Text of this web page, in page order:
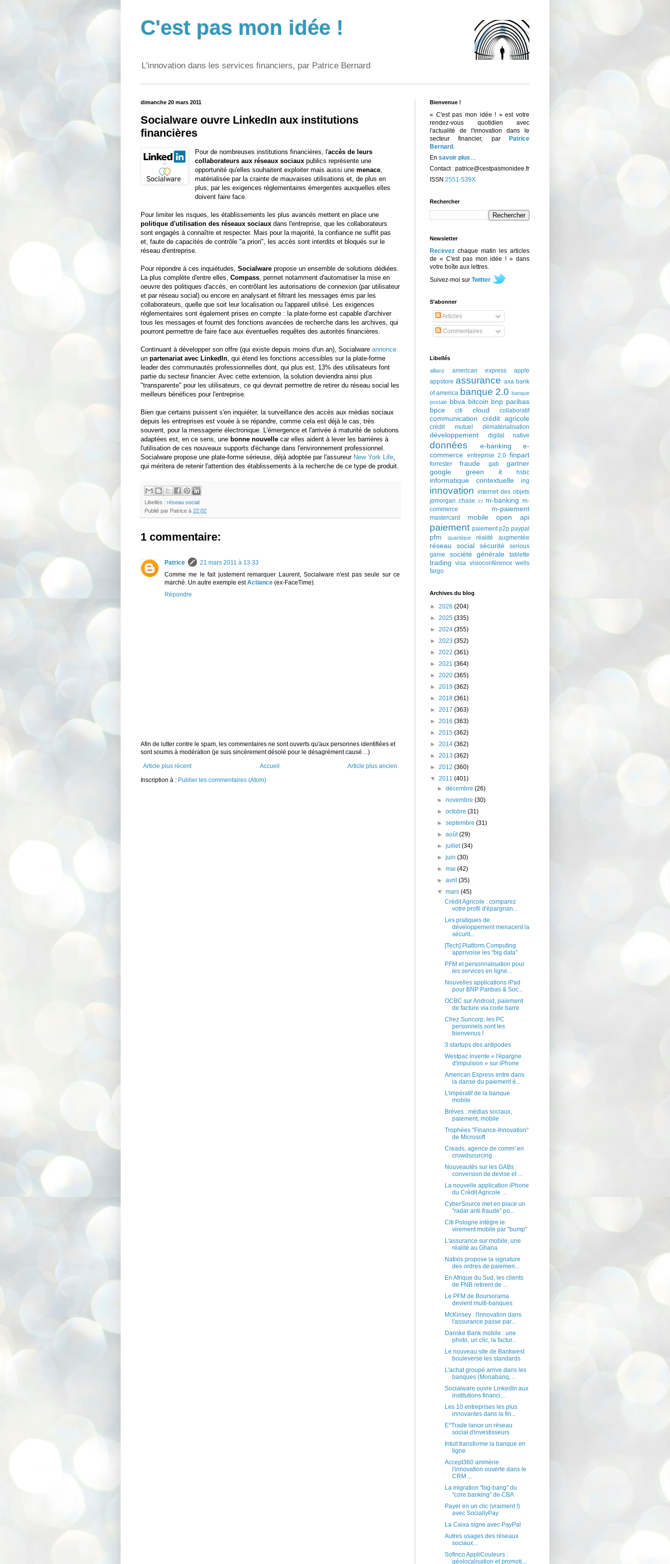
C'est pas mon idée !
L'innovation dans les services financiers, par Patrice Bernard
dimanche 20 mars 2011
Socialware ouvre LinkedIn aux institutions
financières
Pour de nombreuses institutions financières, l'accès de leurs
collaborateurs aux réseaux sociaux publics représente une
opportunité qu'elles souhaitent exploiter mais aussi unemenace,
matérialisée par la crainte de mauvaises utilisations et, de plus en
plus, par les exigences réglementaires émergentes auxquelles elles
doivent faire face.
Pour limiter les risques, les établissements les plus avancés mettent en place une
politique d'utilisation des réseaux sociaux dans l'entreprise, que les collaborateurs
sont engagés à connaître et respecter. Mais pour la majorité, la confiance ne suffit pas
et, faute de capacités de contrôle "a priori", les accès sont interdits et bloqués sur le
réseau d'entreprise.
Pour répondre à ces inquiétudes, Socialware propose un ensemble de solutions dédiées.
La plus complète d'entre elles, Compass, permet notamment d'automatiser la mise en
oeuvre des politiques d'accès, en contrôlant les autorisations de connexion (par utilisateur
et par réseau social) ou encore en analysant et filtrant les messages émis par les
collaborateurs, quelle que soit leur localisation ou l'appareil utilisé. Les exigences
réglementaires sont également prises en compte : la plate-forme est capable d'archiver
tous les messages et fournit des fonctions avancées de recherche dans les archives, qui
pourront permettre de faire face aux éventuelles requêtes des autorités financières.
Continuant à développer son offre (qui existe depuis moins d'un an), Socialware annonce
un partenariat avec LinkedIn, qui étend les fonctions accessibles sur la plate-forme
leader des communautés professionnelles dont, qui plus est, 13% des utilisateurs font
partie du secteur financier. Avec cette extension, la solution deviendra ainsi plus
"transparente" pour les utilisateurs, ce qui devrait permettre de retirer du réseau social les
meilleurs bénéfices pour l'entreprise.
Bien que certains puissent s'en inquiéter, la surveillance des accès aux médias sociaux
depuis les entreprises est vouée à se répandre, comme cela est déjà le cas, très
souvent, pour la messagerie électronique. L'émergence et l'arrivée à maturité de solutions
adaptées est, en ce sens, une bonne nouvelle car elles aident à lever les barrières à
l'utilisation de ces nouveaux supports d'échange dans l'environnement professionnel.
Socialware propose une plate-forme sérieuse, déjà adoptée par l'assureur New York Life,
qui méritera de retenir l'attention des établissements à la recherche de ce type de produit.
Libellés : réseau social
Publié par Patrice à 22:02
1 commentaire:
Patrice
21 mars 2011 à 13:33
Comme me le fait justement remarquer Laurent, Socialware n'est pas seule sur ce
marché. Un autre exemple estActiance (ex-FaceTime).
Répondre
Afin de lutter contre le spam, les commentaires ne sont ouverts qu'aux personnes identifiées et
sont soumis à modération (je suis sincèrement désolé pour le désagrément causé…)
Article plus récent
Article plus ancien
Accueil
Inscription à : Publier les commentaires (Atom)
Bienvenue !
« C'est pas mon idée ! » est votre
rendez-vous quotidien avec
l'actualité de l'innovation dans le
secteur financier, par
Patrice
Bernard .
En savoir plus…
Contact : patrice@cestpasmonidee.fr
ISSN 2551-539X
Rechercher
Newsletter
Recevez chaque matin les articles
de « C'est pas mon idée ! » dans
votre boîte aux lettres.
Suivez-moi sur Twitter
S’abonner
Articles
Commentaires
Libellés
allianz american express
apple
appstore assurance axa bank
of america banque 2.0 banque
postale bbva bitcoin bnp paribas
bpce
citi cloud collaboratif
communication crédit agricole
crédit mutuel dématérialisation
développement digital native
données e-banking
e-
commerce entreprise 2.0 finpart
forrester fraude gab
gartner
google
green it hsbc
informatique contextuelle ing
innovation internet des objets
jpmorgan chase
lcl m-banking m-
commerce
m-paiement
mastercard mobile open api
paiement paiement p2p paypal
pfm quantique réalité augmentée
réseau social sécurité
serious
game
société générale tablette
trading visa visioconférence wells
fargo
Archives du blog
► 2026 (204)
► 2025 (335)
► 2024 (355)
► 2023 (352)
► 2022 (361)
► 2021 (364)
► 2020 (365)
► 2019 (362)
► 2018 (361)
► 2017 (363)
► 2016 (363)
► 2015 (362)
► 2014 (362)
► 2013 (362)
► 2012 (360)
▼ 2011 (401)
►décembre(26)
►novembre(30)
►octobre(31)
►septembre(31)
►août(29)
►juillet(34)
►juin(30)
►mai(42)
►avril(35)
▼mars(45)
Crédit Agricole : comparez
votre profil d'épargnan...
Les pratiques de
développement menacent la
sécurit...
[Tech] Platform Computing
apprivoise les "big data"
PFM et personnalisation pour
les services en ligne...
Nouvelles applications iPad
pour BNP Paribas & Soc...
OCBC sur Android, paiement
de facture via code barre
Chez Suncorp, les PC
personnels sont les
bienvenus !
3 startups des antipodes
Westpac invente « l'épargne
d'impulsion » sur iPhone
American Express entre dans
la danse du paiement é...
L'impératif de la banque
mobile
Brèves : médias sociaux,
paiement, mobile
Trophées "Finance-Innovation"
de Microsoft
Creads, agence de comm' en
crowdsourcing
Nouveautés sur les GABs :
conversion de devise et ...
La nouvelle application iPhone
du Crédit Agricole ...
CyberSource met en place un
"radar anti-fraude" po...
Citi Pologne intègre le
virement mobile par "bump"
L'assurance sur mobile, une
réalité au Ghana
Natixis propose la signature
des ordres de paiemen...
En Afrique du Sud, les clients
de FNB retirent de ...
Le PFM de Boursorama
devient multi-banques
McKinsey : l'innovation dans
l'assurance passe par...
Danske Bank mobile : une
photo, un clic, la factur...
Le nouveau site de Bankwest
bouleverse les standards
L'achat groupé arrive dans les
banques (Monabanq, ...
Socialware ouvre LinkedIn aux
institutions financi...
Les 10 entreprises les plus
innovantes dans la fin...
E*Trade lance un réseau
social d'investisseurs
Intuit transforme la banque en
ligne
Accept360 ammène
l'innovation ouverte dans le
CRM ...
La migration "big-bang" du
"core banking" de CBA
Payer en un clic (vraiment !)
avec SociallyPay
La Caixa signe avec PayPal
Autres usages des réseaux
sociaux...
Sofinco AppliCouleurs :
géolocalisation et promoti...